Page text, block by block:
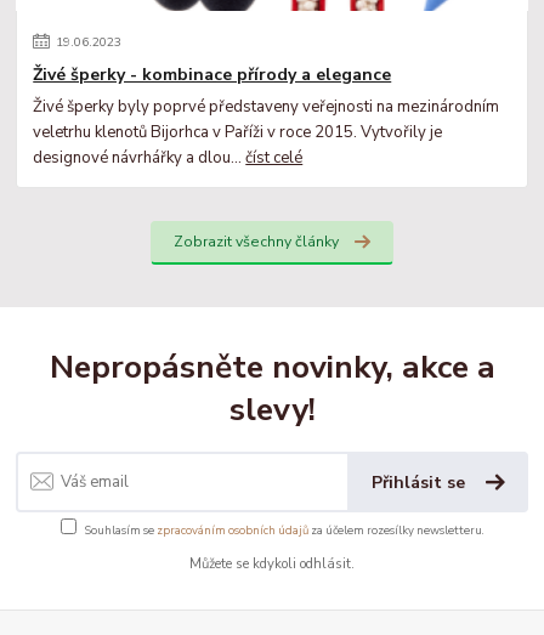
19.06.2023
Živé šperky - kombinace přírody a elegance
Živé šperky byly poprvé představeny veřejnosti na mezinárodním
veletrhu klenotů Bijorhca v Paříži v roce 2015. Vytvořily je
designové návrhářky a dlou...číst celé
Zobrazit všechny články
Nepropásněte novinky, akce a
slevy!
Přihlásit se
Souhlasím se zpracováním osobních údajůza účelem rozesílky newsletteru.
Můžete se kdykoli odhlásit.